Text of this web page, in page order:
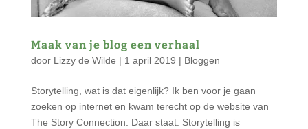
Maak van je blog een verhaal
door Lizzy de Wilde | 1 april 2019 | Bloggen
Storytelling, wat is dat eigenlijk? Ik ben voor je gaan
zoeken op internet en kwam terecht op de website van
The Story Connection. Daar staat: Storytelling is